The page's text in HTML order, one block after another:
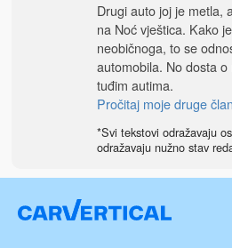
Drugi auto joj je metla,
na Noć vještica. Kako
neobičnoga, to se
automobila. No dosta
tuđim autima.
Pročitaj moje druge
*Svi tekstovi odražavaju
odražavaju nužno stav